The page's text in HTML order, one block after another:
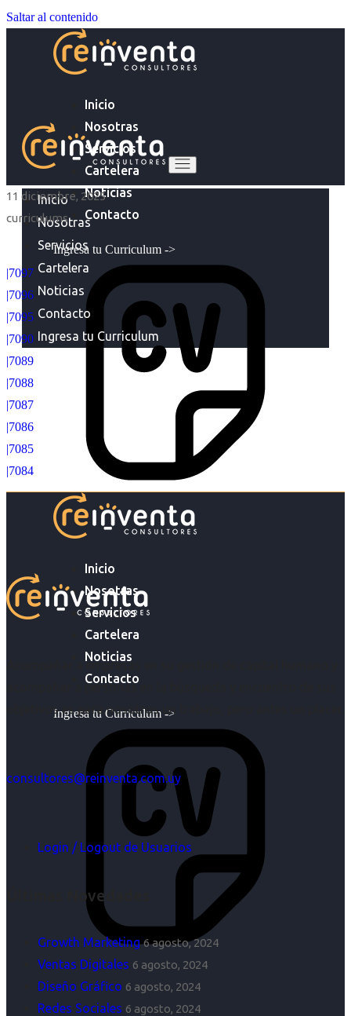
Saltar al contenido
Inicio
Nosotras
Servicios
Cartelera
Noticias
Contacto
Ingresa tu Curriculum ->
Inicio
Nosotras
Servicios
Cartelera
Noticias
Contacto
Ingresa tu Curriculum ->
Inicio
Nosotras
Servicios
Cartelera
Noticias
Contacto
Ingresa tu Curriculum
11 diciembre, 2025
curriculums
|7097
|7096
|7095
|7090
|7089
|7088
|7087
|7086
|7085
|7084
Acompañar a empresas en su gestión de capital humano y
acompañar a personas en la búsqueda y encuentro de sus
objetivos es para nosotros un trabajo, pero antes un placer.
consultores@reinventa.com.uy
Login / Logout de Usuarios
Últimas Novedades
Growth Marketing 6 agosto, 2024
Ventas Digitales 6 agosto, 2024
Diseño Gráfico 6 agosto, 2024
Redes Sociales 6 agosto, 2024